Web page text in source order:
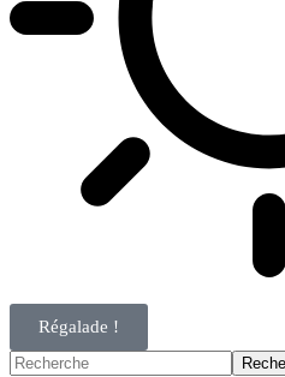
Régalade !